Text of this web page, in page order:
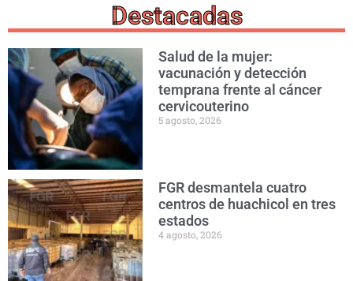
Destacadas
Salud de la mujer:
vacunación y detección
temprana frente al cáncer
cervicouterino
5 agosto, 2026
FGR desmantela cuatro
centros de huachicol en tres
estados
4 agosto, 2026